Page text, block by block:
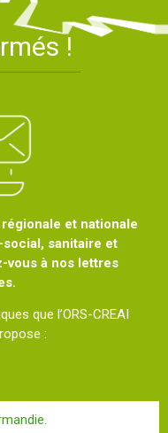
!
et nationale
sanitaire et
vous à nos lettres
que l’ORS-CREAI
: